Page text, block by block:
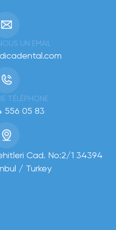
UN EMAIL
TÉLÉPHONE
556 05 83
Cad. No:2/1 34394
/ Turkey